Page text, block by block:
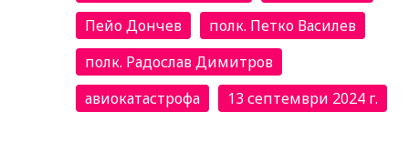
Пейо Дончев
полк. Петко Василев
полк. Радослав Димитров
авиокатастрофа
13 септември 2024 г.